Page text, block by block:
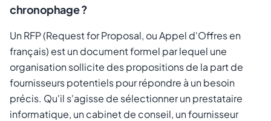
chronophage ?
Un RFP (Request for Proposal, ou Appel d'Offres en
français) est un document formel par lequel une
organisation sollicite des propositions de la part de
fournisseurs potentiels pour répondre à un besoin
précis. Qu'il s'agisse de sélectionner un prestataire
informatique, un cabinet de conseil, un fournisseur